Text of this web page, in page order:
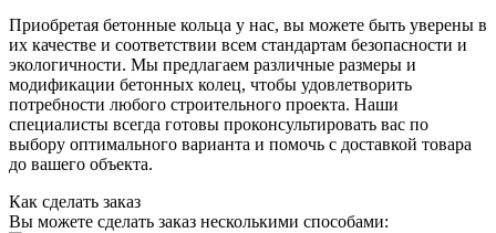
Приобретая бетонные кольца у нас, вы можете быть уверены в
их качестве и соответствии всем стандартам безопасности и
экологичности. Мы предлагаем различные размеры и
модификации бетонных колец, чтобы удовлетворить
потребности любого строительного проекта. Наши
специалисты всегда готовы проконсультировать вас по
выбору оптимального варианта и помочь с доставкой товара
до вашего объекта.
Как сделать заказ
Вы можете сделать заказ несколькими способами: